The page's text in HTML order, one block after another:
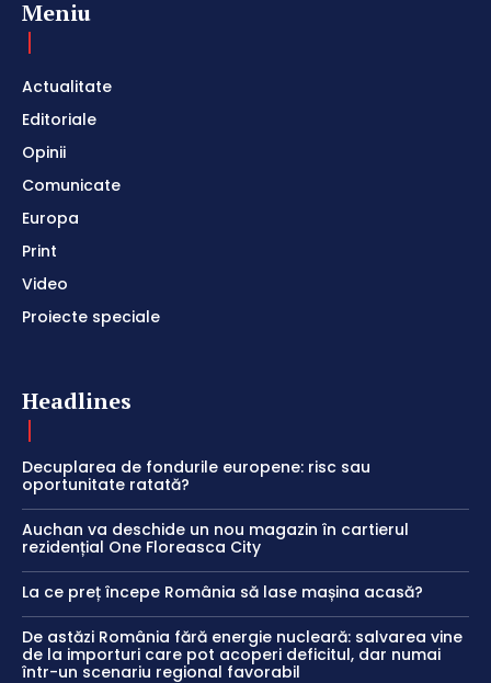
Meniu
Actualitate
Editoriale
Opinii
Comunicate
Europa
Print
Video
Proiecte speciale
Headlines
Decuplarea de fondurile europene: risc sau
oportunitate ratată?
Auchan va deschide un nou magazin în cartierul
rezidențial One Floreasca City
La ce preț începe România să lase mașina acasă?
De astăzi România fără energie nucleară: salvarea vine
de la importuri care pot acoperi deficitul, dar numai
într-un scenariu regional favorabil